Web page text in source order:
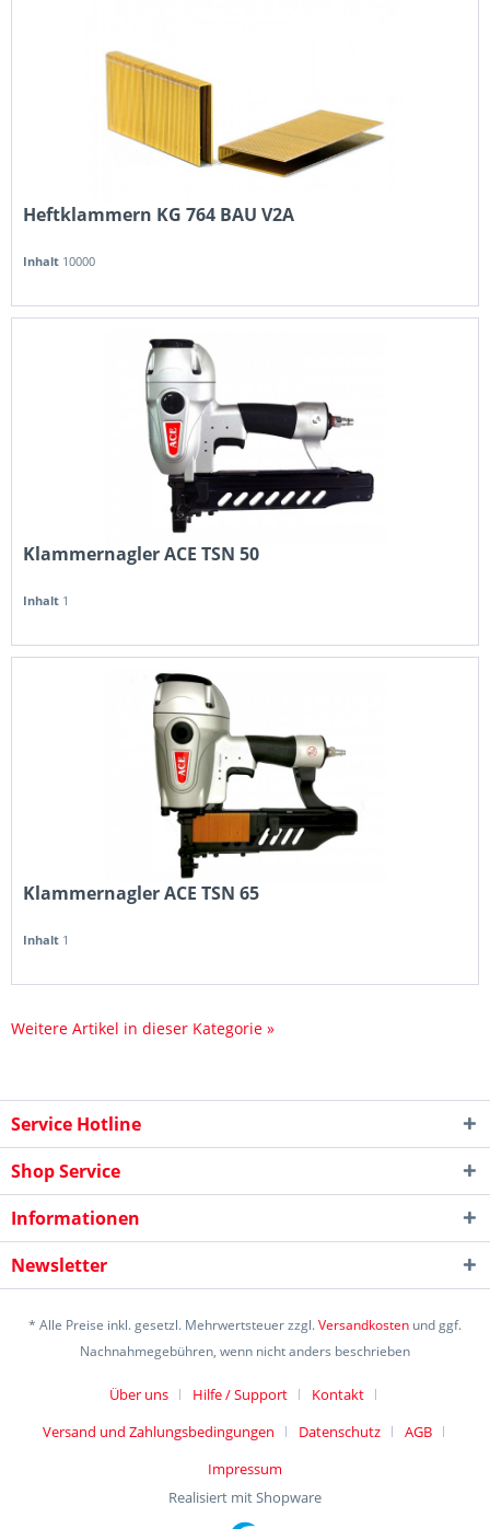
Heftklammern KG 764 BAU V2A
Inhalt 10000
Klammernagler ACE TSN 50
Inhalt 1
Klammernagler ACE TSN 65
Inhalt 1
Weitere Artikel in dieser Kategorie »
Service Hotline
Shop Service
Informationen
Newsletter
* Alle Preise inkl. gesetzl. Mehrwertsteuer zzgl.Versandkosten und ggf.
Nachnahmegebühren, wenn nicht anders beschrieben
Über uns Hilfe / Support
Kontakt
Versand und Zahlungsbedingungen
Datenschutz
AGB
Impressum
Realisiert mit Shopware